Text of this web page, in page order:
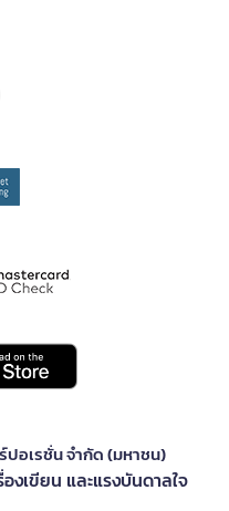
ปอเรชั่น จำกัด (มหาชน)
งเขียน และแรงบันดาลใจ